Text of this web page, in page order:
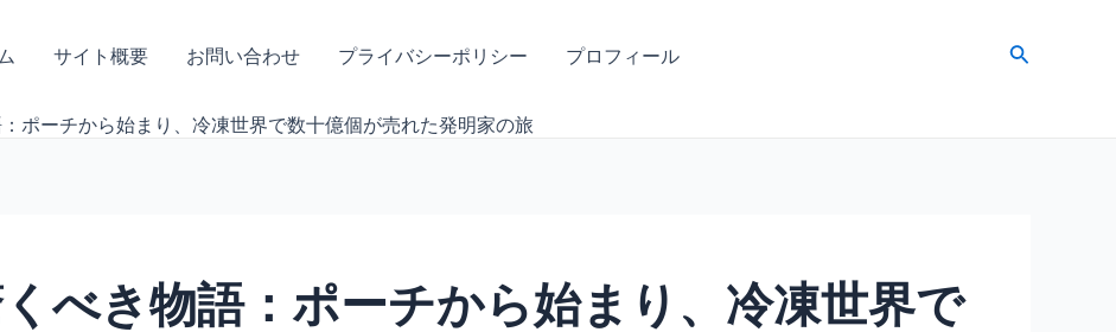
サイト概要 お問い合わせ プライバシーポリシー プロフィール
検
ポーチから始まり、冷凍世界で数十億個が売れた発明家の旅
べき物語：ポーチから始まり、冷凍世界で